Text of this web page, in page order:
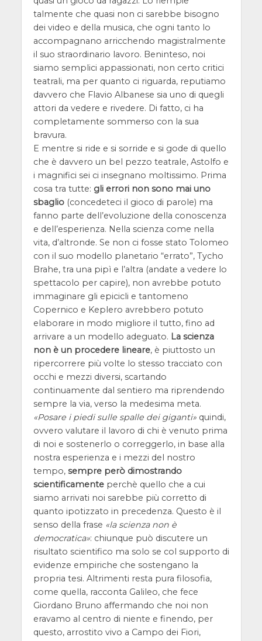
talmente che quasi non ci sarebbe bisogno
dei video e della musica, che ogni tanto lo
accompagnano arricchendo magistralmente
il suo straordinario lavoro. Beninteso, noi
siamo semplici appassionati, non certo critici
teatrali, ma per quanto ci riguarda, reputiamo
davvero che Flavio Albanese sia uno di quegli
attori da vedere e rivedere. Di fatto, ci ha
completamente sommerso con la sua
bravura.
E mentre si ride e si sorride e si gode di quello
che è davvero un bel pezzo teatrale, Astolfo e
i magnifici sei ci insegnano moltissimo. Prima
cosa tra tutte: gli errori non sono mai uno
sbaglio(concedeteci il gioco di parole) ma
fanno parte dell’evoluzione della conoscenza
e dell’esperienza. Nella scienza come nella
vita, d’altronde. Se non ci fosse stato Tolomeo
con il suo modello planetario “errato”, Tycho
Brahe, tra una pipì e l’altra (andate a vedere lo
spettacolo per capire), non avrebbe potuto
immaginare gli epicicli e tantomeno
Copernico e Keplero avrebbero potuto
elaborare in modo migliore il tutto, fino ad
arrivare a un modello adeguato. La scienza
non è un procedere lineare, è piuttosto un
ripercorrere più volte lo stesso tracciato con
occhi e mezzi diversi, scartando
continuamente dal sentiero ma riprendendo
sempre la via, verso la medesima meta.
Posare i piedi sulle spalle dei giganti quindi,
ovvero valutare il lavoro di chi è venuto prima
di noi e sostenerlo o correggerlo, in base alla
nostra esperienza e i mezzi del nostro
tempo, sempre però dimostrando
scientificamenteperchè quello che a cui
siamo arrivati noi sarebbe più corretto di
quanto ipotizzato in precedenza. Questo è il
senso della frase
la scienza non è
democratica : chiunque può discutere un
risultato scientifico ma solo se col supporto di
evidenze empiriche che sostengano la
propria tesi. Altrimenti resta pura filosofia,
come quella, racconta Galileo, che fece
Giordano Bruno affermando che noi non
eravamo al centro di niente e finendo, per
questo, arrostito vivo a Campo dei Fiori,